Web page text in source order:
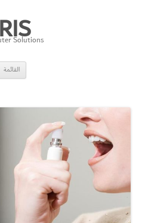
Solutions
القائمة